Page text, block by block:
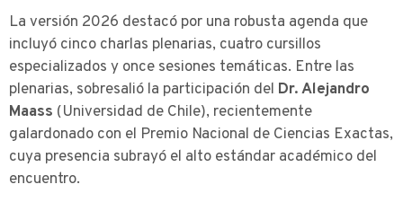
La versión 2026 destacó por una robusta agenda que
incluyó cinco charlas plenarias, cuatro cursillos
especializados y once sesiones temáticas. Entre las
plenarias, sobresalió la participación del Dr. Alejandro
Maass (Universidad de Chile), recientemente
galardonado con el Premio Nacional de Ciencias Exactas,
cuya presencia subrayó el alto estándar académico del
encuentro.